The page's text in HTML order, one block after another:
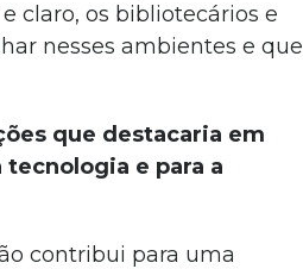
claro, os bibliotecários e
nesses ambientes e que
que destacaria em
tecnologia e para a
contribui para uma